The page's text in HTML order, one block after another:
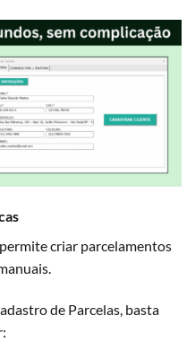
criar parcelamentos
de Parcelas, basta